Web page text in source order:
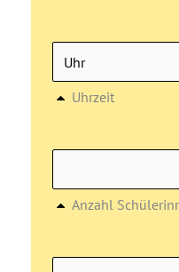
Uhrzeit
Anzahl